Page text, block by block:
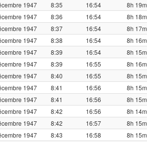
1947
8:35 16:54
8h 19m
1947
8:36 16:54
8h 18m
1947
8:37 16:54
8h 17m
1947
8:38 16:54
8h 16m
1947
8:39 16:54
8h 15m
1947
8:39 16:55
8h 16m
1947
8:40 16:55
8h 15m
1947
8:41 16:56
8h 15m
1947
8:41 16:56
8h 15m
1947
8:42 16:56
8h 14m
1947
8:42 16:57
8h 15m
1947
8:43 16:58
8h 15m